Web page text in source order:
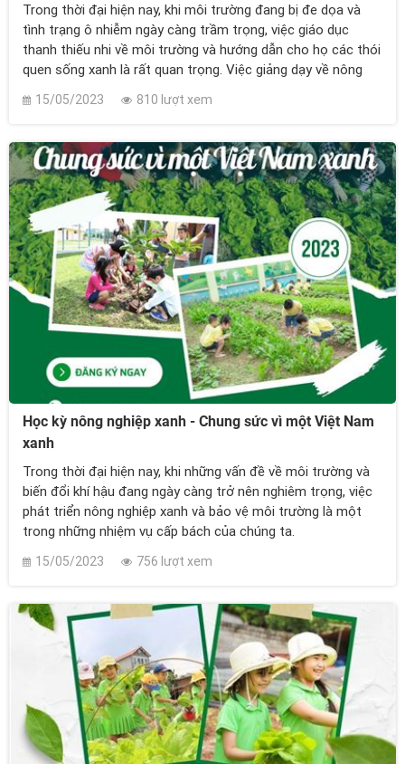
Trong thời đại hiện nay, khi môi trường đang bị đe dọa và
tình trạng ô nhiễm ngày càng trầm trọng, việc giáo dục
thanh thiếu nhi về môi trường và hướng dẫn cho họ các thói
quen sống xanh là rất quan trọng. Việc giảng dạy về nông
một trong những phương pháp hiệu quả để đạt được mục
15/05/2023 810 lượt xem
Học kỳ nông nghiệp xanh - Chung sức vì một Việt Nam
xanh
Trong thời đại hiện nay, khi những vấn đề về môi trường và
biến đổi khí hậu đang ngày càng trở nên nghiêm trọng, việc
phát triển nông nghiệp xanh và bảo vệ môi trường là một
trong những nhiệm vụ cấp bách của chúng ta.
15/05/2023 756 lượt xem